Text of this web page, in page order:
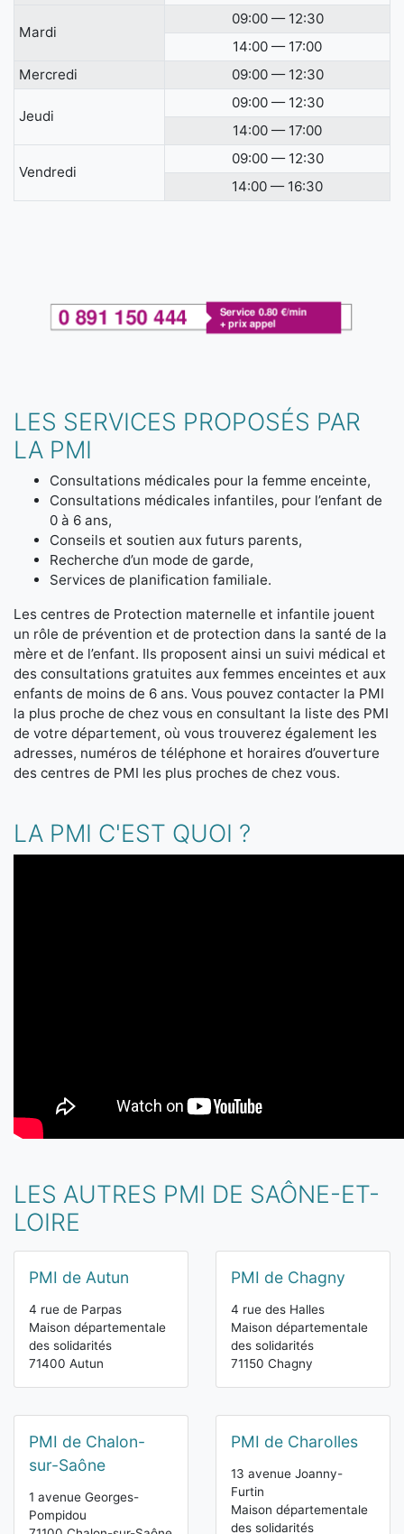
Mardi
09:00 — 12:30
14:00 — 17:00
Mercredi
09:00 — 12:30
Jeudi
09:00 — 12:30
14:00 — 17:00
Vendredi
09:00 — 12:30
14:00 — 16:30
LES SERVICES PROPOSÉS PAR
LA PMI
Consultations médicales pour la femme enceinte,
Consultations médicales infantiles, pour l’enfant de
0 à 6 ans,
Conseils et soutien aux futurs parents,
Recherche d’un mode de garde,
Services de planification familiale.
Les centres de Protection maternelle et infantile jouent
un rôle de prévention et de protection dans la santé de la
mère et de l’enfant. Ils proposent ainsi un suivi médical et
des consultations gratuites aux femmes enceintes et aux
enfants de moins de 6 ans. Vous pouvez contacter la PMI
la plus proche de chez vous en consultant la liste des PMI
de votre département, où vous trouverez également les
adresses, numéros de téléphone et horaires d’ouverture
des centres de PMI les plus proches de chez vous.
LA PMI C'EST QUOI ?
LES AUTRES PMI DE SAÔNE-ET-
LOIRE
PMI de Autun
4 rue de Parpas
Maison départementale
des solidarités
71400 Autun
PMI de Chagny
4 rue des Halles
Maison départementale
des solidarités
71150 Chagny
PMI de Chalon-
sur-Saône
1 avenue Georges-
Pompidou
PMI de Charolles
13 avenue Joanny-
Furtin
Maison départementale
des solidarités